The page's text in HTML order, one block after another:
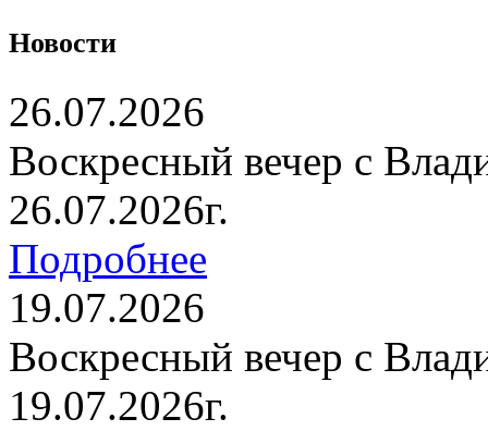
Новости
26.07.2026
Воскресный вечер с
26.07.2026г.
Подробнее
19.07.2026
Воскресный вечер с
19.07.2026г.